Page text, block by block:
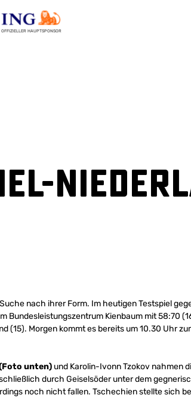
OFFIZIELLER HAUPTSPONSOR
nach ihrer Form. Im heutigen Testspiel
Kienbaum mit 58:70
(15). Morgen kommt es bereits um 10.30 Uhr
unten) und Karolin-Ivonn Tzokov nahmen
durch Geiselsöder unter dem
noch nicht fallen. Tschechien stellte sich